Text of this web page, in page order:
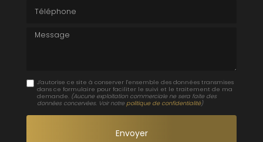
Message
J'autorise ce site à conserver l'ensemble des données transmises
dans ce formulaire pour faciliter le suivi et le traitement de ma
demande. (Aucune exploitation commerciale ne sera faite des
données concervées. Voir notre politique de confidentialité)